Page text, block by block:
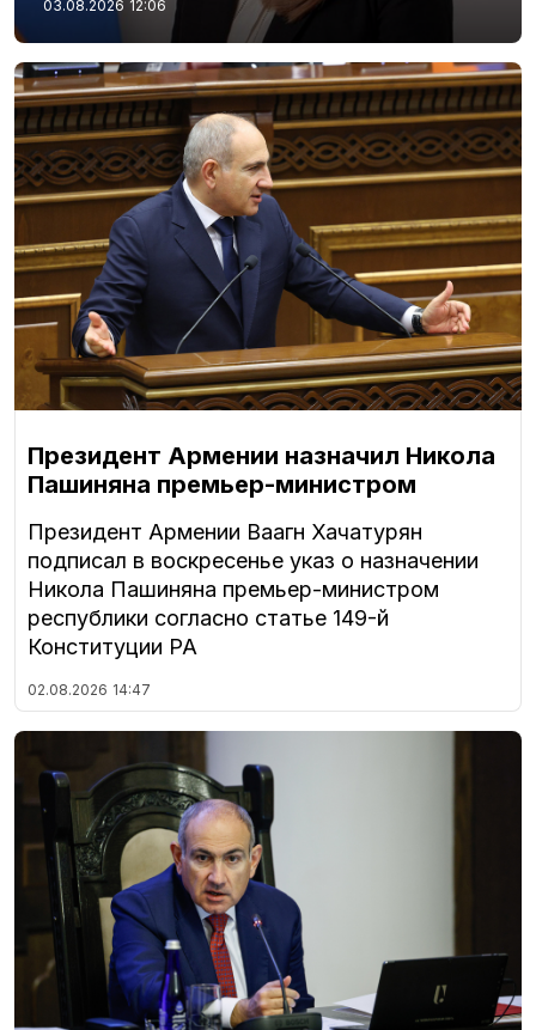
03.08.2026 12:06
Президент Армении назначил Никола
Пашиняна премьер-министром
Президент Армении Ваагн Хачатурян
подписал в воскресенье указ о назначении
Никола Пашиняна премьер-министром
республики согласно статье 149-й
Конституции РА
02.08.2026 14:47